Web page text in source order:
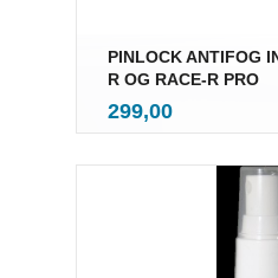
PINLOCK ANTIFOG
R OG RACE-R PRO
Pris
299,00mva.